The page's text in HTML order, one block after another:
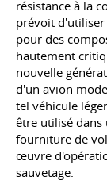
résistance à la
prévoit
pour des
hautement
nouvelle
d'un avion
tel véhicule
être utilisé dans
fourniture de
œuvre
sauvetage.